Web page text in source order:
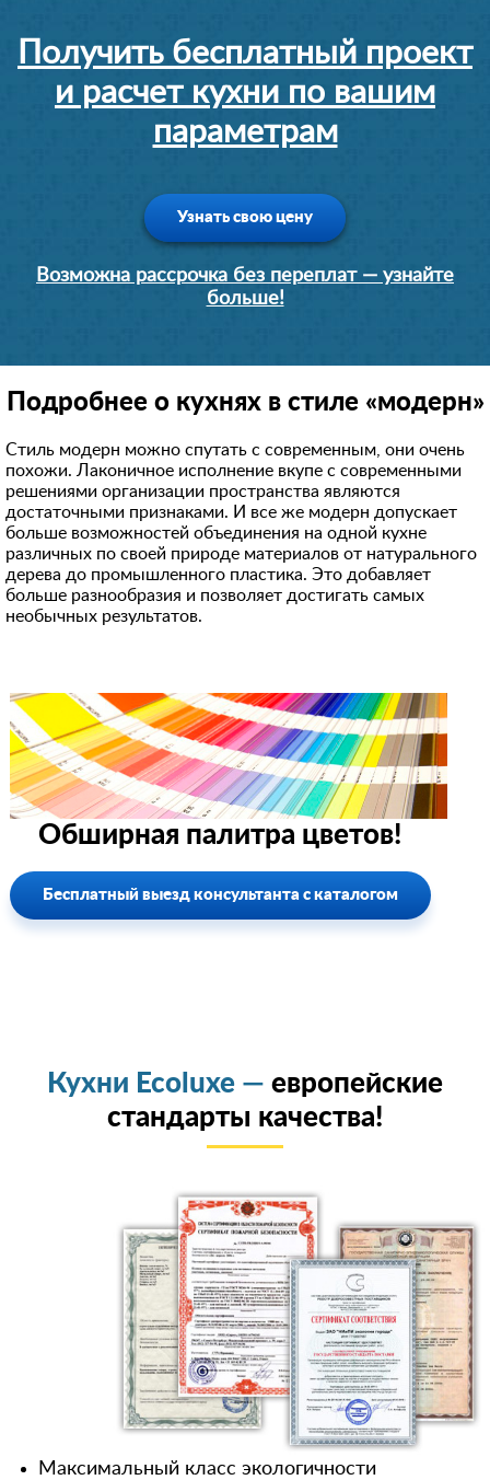
Получить бесплатный проект
и расчет кухни по вашим
параметрам
Узнать свою цену
Возможна рассрочка без переплат — узнайте
больше!
Подробнее о кухнях в стиле «модерн»
Стиль модерн можно спутать с современным, они очень
похожи. Лаконичное исполнение вкупе с современными
решениями организации пространства являются
достаточными признаками. И все же модерн допускает
больше возможностей объединения на одной кухне
различных по своей природе материалов от натурального
дерева до промышленного пластика. Это добавляет
больше разнообразия и позволяет достигать самых
необычных результатов.
Обширная палитра цветов!
Бесплатный выезд консультанта с каталогом
Кухни Ecoluxe — европейские
стандарты качества!
Максимальный класс экологичности